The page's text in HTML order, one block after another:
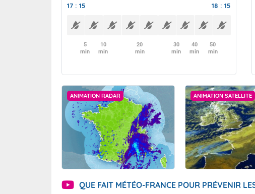
17 : 15 18 : 15
5
min
10
min
20
min
30
min
40
min
50
min
ANIMATION RADAR ANIMATION SATELLITE
QUE FAIT MÉTÉO-FRANCE POUR PRÉVENIR